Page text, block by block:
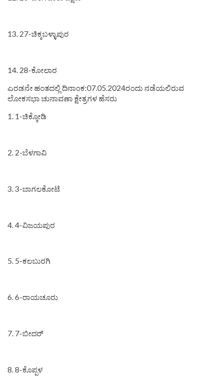
13. 27-ಚಿಕ್ಕಬಳ್ಳಾಪುರ
14. 28-ಕೋಲಾರ
ಎರಡನೇ ಹಂತದಲ್ಲಿ ದಿನಾಂಕ:07.05.2024ರಂದು ನಡೆಯಲಿರುವ
ಲೋಕಸಭಾ ಚುನಾವಣಾ ಕ್ಷೇತ್ರಗಳ ಹೆಸರು
1. 1-ಚಿಕ್ಕೋಡಿ
2. 2-ಬೆಳಗಾವಿ
3. 3-ಬಾಗಲಕೋಟೆ
4. 4-ವಿಜಯಪುರ
5. 5-ಕಲಬುರಗಿ
6. 6-ರಾಯಚೂರು
7. 7-ಬೀದರ್
8. 8-ಕೊಪ್ಪಳ